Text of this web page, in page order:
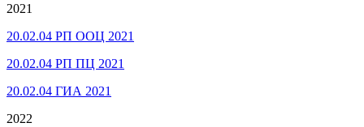
2021
20.02.04 РП ООЦ 2021
20.02.04 РП ПЦ 2021
20.02.04 ГИА 2021
2022